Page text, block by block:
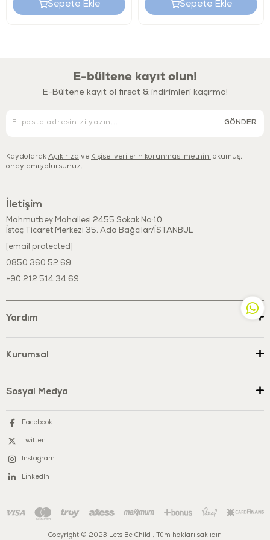
Kimler İçin Uygun?
Günlük yaşam becerilerini oyunla keşfetmek isteyen çocuklar
Eğlenceli ve güvenli mutfak oyuncakları arayan ebeveynler
Marka:Let’s Be Child
Ürün Adı:Tost Makinesi Seti
Kullanım Alanı:
Güvenlik & Kalite
Bu ürün, Avrupa Birliği EN71 oyuncak güvenliği standartlarına
uygun olarak üretilmiştir. Uluslararası test kuruluşları tarafından test
edilmiş olup BPA, PVC, kurşun ve ftalat gibi zararlı kimyasallar
keyifli bir oyun deneyimi sunar.
Sepete Ekle Sepete Ekle
E-bültene kayıt olun!
E-Bültene kayıt ol fırsat & indirimleri kaçırma!
GÖNDER
Kaydolarak Açık rıza ve Kişisel verilerin korunması metnini okumuş,
onaylamış olursunuz.
İletişim
Mahmutbey Mahallesi 2455 Sokak No:10
İstoç Ticaret Merkezi 35. Ada Bağcılar/İSTANBUL
[email protected]
0850 360 52 69
+90 212 514 34 69
Yardım
Kurumsal
Sosyal Medya
Facebook
Twitter
Instagram
LinkedIn
Copyright © 2023 Lets Be Child . Tüm hakları saklıdır.